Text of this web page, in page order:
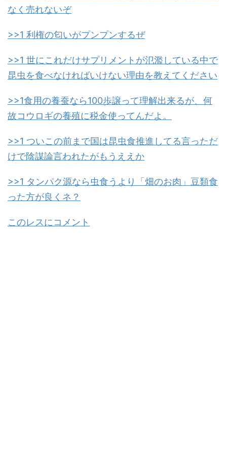
なく売れないぞ
>>1 利権の匂いがプンプンするぜ
>>1 世にこれだけサプリメントが氾濫している中で
昆虫を食べなければいけない理由を教えてください
>>1食用の養蚕なら100歩譲って理解出来るが、何
故コウロギの養殖に税金使ってんだよ。
>>1 ついこの前まで国は昆虫食推進してる言っただ
けで陰謀論言われたがもうええか
>>1 タンパク源なら虫食うより「畑のお肉」豆類食
った方が良くネ？
このレスにコメント